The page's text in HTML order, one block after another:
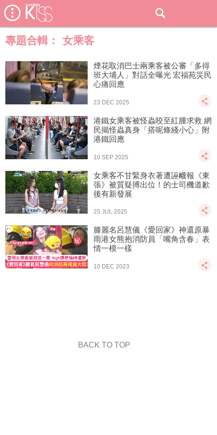
專題合輯： 女乘客
煙花取消巴士兩乘客被公審「多得
班大埔人」對話全曝光 宏福苑災民
心痛回應
23 DEC 2025
港鐵女乘客被怪蟲咬至紅腫求救 網
民揭怪蟲真身「搭呢條綫小心」附
港鐵回應
10 SEP 2025
女乘客不甘緊身衣著遭誣衊報《東
張》被質疑搏出位！的士司機道歉
後有新發展
25 JUL 2025
滕麗名呂慧儀《愛回家》神還原暴
雨港女熊抱消防員「嘴角含春」表
情一模一樣
10 DEC 2023
BACK TO TOP